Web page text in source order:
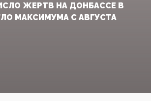
ЖЕРТВ НА ДОНБАССЕ В
МАКСИМУМА С АВГУСТА